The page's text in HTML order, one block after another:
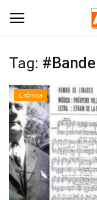
Inicio
Crónica
Policial
Tribunales
Tag:
Crónica